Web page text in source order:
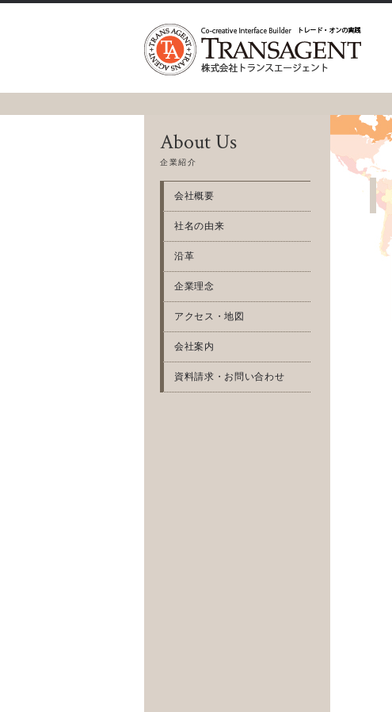
About Us
企業紹介
会社概要
社名の由来
沿革
企業理念
アクセス・地図
会社案内
資料請求・お問い合わせ